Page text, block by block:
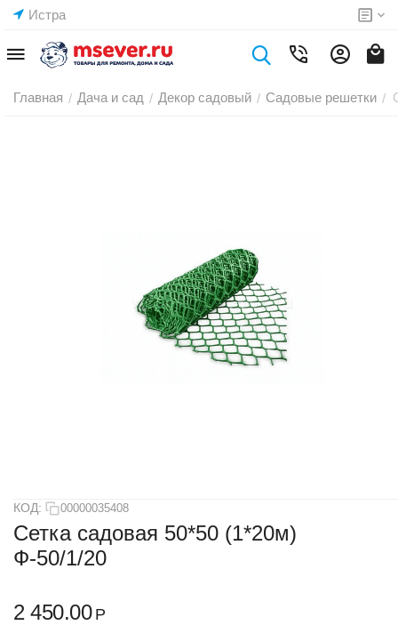
Истра
Главная / Дача и сад / Декор садовый / Садовые решетки /
КОД: 00000035408
Сетка садовая 50*50 (1*20м)
Ф-50/1/20
2 450.00 Р